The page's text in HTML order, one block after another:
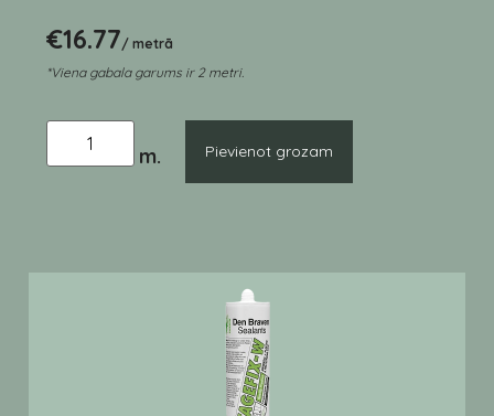
€16.77/ metrā
*Viena gabala garums ir 2 metri.
Pievienot grozam